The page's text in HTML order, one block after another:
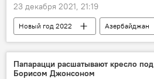
23 декабря 2021, 21:19
Новый год 2022
Азербайджан
Регионы
стоимость
Папарацци расшатывают кресло под
Борисом Джонсоном